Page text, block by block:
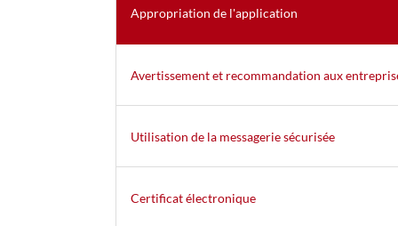
Appropriation de l'application
Avertissement et recommandation aux
Utilisation de la messagerie sécurisée
Certificat électronique